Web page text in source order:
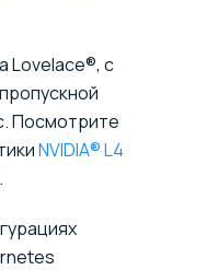
Lovelace®, с
Посмотрите
NVIDIA® L4